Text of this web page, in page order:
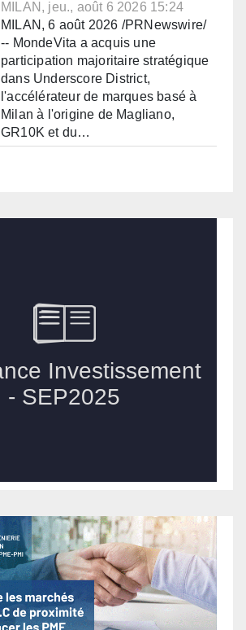
MILAN, jeu., août 6 2026 15:24
MILAN, 6 août 2026 /PRNewswire/
-- MondeVita a acquis une
participation majoritaire stratégique
dans Underscore District,
l'accélérateur de marques basé à
Milan à l'origine de Magliano,
GR10K et du…